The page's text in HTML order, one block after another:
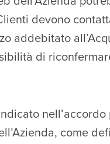
devono
addebitato
di
come